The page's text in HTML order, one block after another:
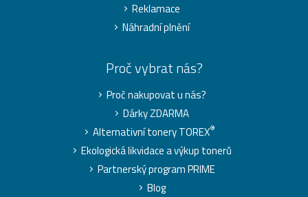
Reklamace
Náhradní plnění
Proč vybrat nás?
Proč nakupovat u nás?
Dárky ZDARMA
Alternativní tonery TOREX®
Ekologická likvidace a výkup tonerů
Partnerský program PRIME
Blog